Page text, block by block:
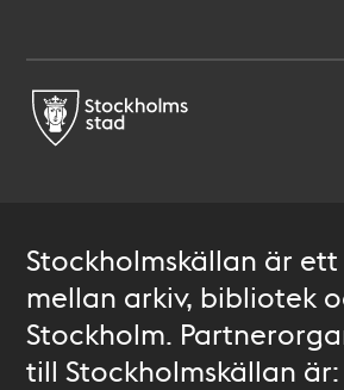
Stockholmskällan är
mellan arkiv, bibliotek
Stockholm.
till Stockholmskällan är: